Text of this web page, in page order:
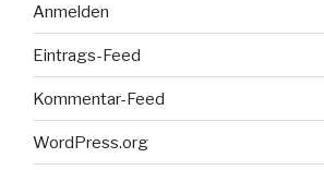
Anmelden
Eintrags-Feed
Kommentar-Feed
WordPress.org